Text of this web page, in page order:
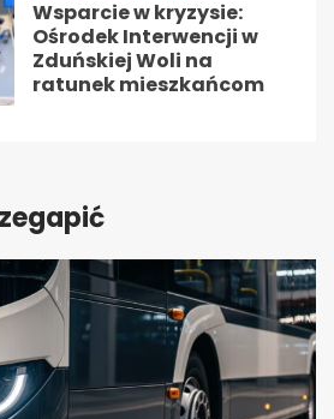
Wsparcie w kryzysie:
Ośrodek Interwencji w
Zduńskiej Woli na
ratunek mieszkańcom